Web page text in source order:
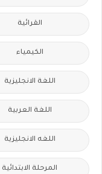
القرائية
الكيمياء
اللغة الانجليزية
اللغة العربية
اللغه الانجليزية
المرحلة الابتدائية